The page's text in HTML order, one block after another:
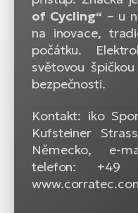
of Cycling“ – u
na inovace,
počátku.
světovou
bezpečnosti.
Kontakt: iko
Kufsteiner
Německo, e-
telefon: +49